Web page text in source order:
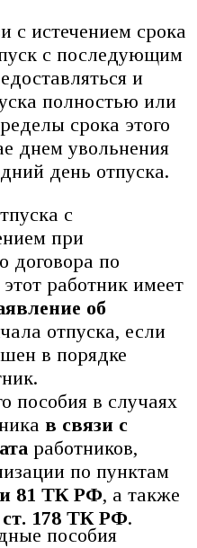
с истечением срока
с последующим
и
полностью или
срока этого
днем увольнения
день отпуска.
с
при
договора по
работник имеет
об
отпуска, если
в порядке
пособия в случаях
в связи с
работников,
по пунктам
81 ТК РФ, а также
ст. 178 ТК РФ.
пособия